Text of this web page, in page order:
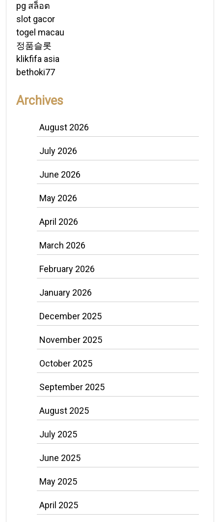
pg สล็อต
slot gacor
togel macau
정품슬롯
klikfifa asia
bethoki77
Archives
August 2026
July 2026
June 2026
May 2026
April 2026
March 2026
February 2026
January 2026
December 2025
November 2025
October 2025
September 2025
August 2025
July 2025
June 2025
May 2025
April 2025